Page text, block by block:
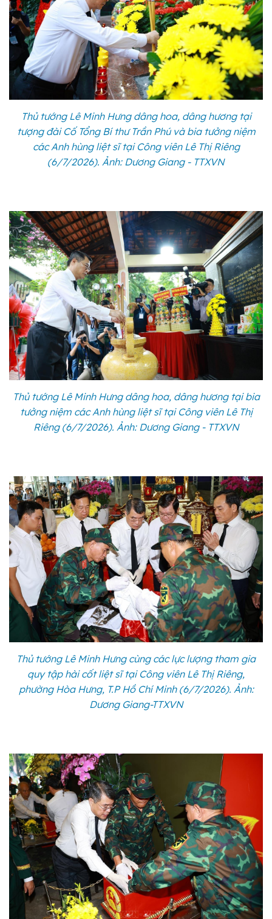
Thủ tướng Lê Minh Hưng dâng hoa, dâng hương tại
tượng đài Cố Tổng Bí thư Trần Phú và bia tưởng niệm
các Anh hùng liệt sĩ tại Công viên Lê Thị Riêng
(6/7/2026). Ảnh: Dương Giang - TTXVN
Thủ tướng Lê Minh Hưng dâng hoa, dâng hương tại bia
tưởng niệm các Anh hùng liệt sĩ tại Công viên Lê Thị
Riêng (6/7/2026). Ảnh: Dương Giang - TTXVN
Thủ tướng Lê Minh Hưng cùng các lực lượng tham gia
quy tập hài cốt liệt sĩ tại Công viên Lê Thị Riêng,
phường Hòa Hưng, T.P Hồ Chí Minh (6/7/2026). Ảnh:
Dương Giang-TTXVN